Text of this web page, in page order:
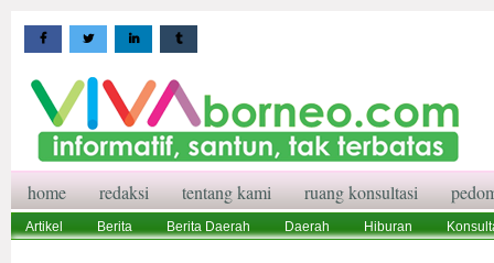
home redaksi tentang kami ruang konsultasi
Artikel Berita Berita Daerah Daerah Hiburan